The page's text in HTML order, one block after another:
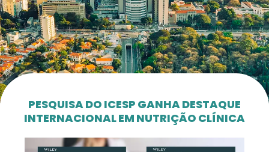
PESQUISA DO ICESP GANHA DESTAQUE
INTERNACIONAL EM NUTRIÇÃO CLÍNICA